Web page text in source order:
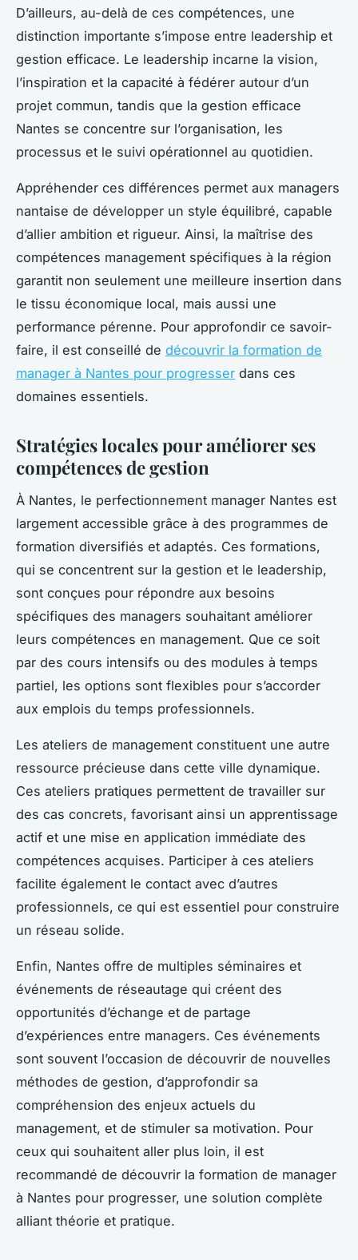
D’ailleurs, au-delà de ces compétences, une
distinction importante s’impose entre leadership et
gestion efficace. Le leadership incarne la vision,
l’inspiration et la capacité à fédérer autour d’un
projet commun, tandis que la gestion efficace
Nantes se concentre sur l’organisation, les
processus et le suivi opérationnel au quotidien.
Appréhender ces différences permet aux managers
nantaise de développer un style équilibré, capable
d’allier ambition et rigueur. Ainsi, la maîtrise des
compétences management spécifiques à la région
garantit non seulement une meilleure insertion dans
le tissu économique local, mais aussi une
performance pérenne. Pour approfondir ce savoir-
faire, il est conseillé de découvrir la formation de
manager à Nantes pour progresser dans ces
domaines essentiels.
Stratégies locales pour améliorer ses
compétences de gestion
À Nantes, le perfectionnement manager Nantes est
largement accessible grâce à des programmes de
formation diversifiés et adaptés. Ces formations,
qui se concentrent sur la gestion et le leadership,
sont conçues pour répondre aux besoins
spécifiques des managers souhaitant améliorer
leurs compétences en management. Que ce soit
par des cours intensifs ou des modules à temps
partiel, les options sont flexibles pour s’accorder
aux emplois du temps professionnels.
Les ateliers de management constituent une autre
ressource précieuse dans cette ville dynamique.
Ces ateliers pratiques permettent de travailler sur
des cas concrets, favorisant ainsi un apprentissage
actif et une mise en application immédiate des
compétences acquises. Participer à ces ateliers
facilite également le contact avec d’autres
professionnels, ce qui est essentiel pour construire
un réseau solide.
Enfin, Nantes offre de multiples séminaires et
événements de réseautage qui créent des
opportunités d’échange et de partage
d’expériences entre managers. Ces événements
sont souvent l’occasion de découvrir de nouvelles
méthodes de gestion, d’approfondir sa
compréhension des enjeux actuels du
management, et de stimuler sa motivation. Pour
ceux qui souhaitent aller plus loin, il est
recommandé de découvrir la formation de manager
à Nantes pour progresser, une solution complète
alliant théorie et pratique.